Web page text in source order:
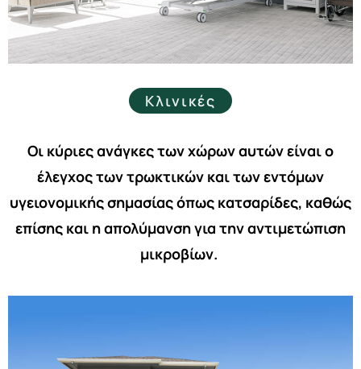
Κλινικές
Οι κύριες ανάγκες των χώρων αυτών είναι ο
έλεγχος των τρωκτικών και των εντόμων
υγειονομικής σημασίας όπως κατσαρίδες, καθώς
επίσης και η απολύμανση για την αντιμετώπιση
μικροβίων.